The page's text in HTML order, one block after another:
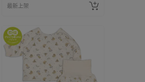
最新上架